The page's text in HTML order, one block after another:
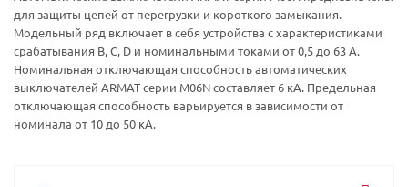
для защиты цепей от перегрузки и короткого замыкания.
Модельный ряд включает в себя устройства с характеристиками
срабатывания B, C, D и номинальными токами от 0,5 до 63 А.
Номинальная отключающая способность автоматических
выключателей ARMAT серии M06N составляет 6 кА. Предельная
отключающая способность варьируется в зависимости от
номинала от 10 до 50 кА.